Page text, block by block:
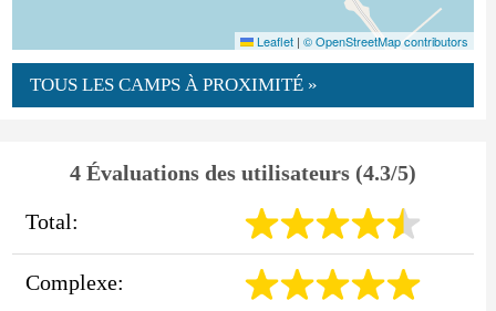
Leaflet | © OpenStreetMap contributors
TOUS LES CAMPS À PROXIMITÉ »
4 Évaluations des utilisateurs (4.3/5)
Total:
Complexe: